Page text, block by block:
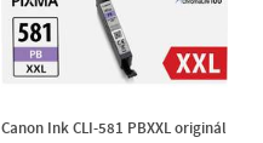
Canon Ink CLI-581 PBXXL originál